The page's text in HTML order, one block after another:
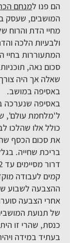
הם פנו למנחם
המושבים, שעסק
מחיי הדת והרוח
ולבעיות הלכה
המתעוררות בחיי
סכום נאה,
שאלה אך היה
באסיפה במושב.
באסיפה שנערכה
ל'מלחמת עולם',
כולל אלו שהלכו
את סכום הכסף
בריכת שחייה.
קמים לעבודה
ההצבעה לשבוע
אחרי הצבעה
של תנועת
כנסת, שהרי זו
בעתיד במידה